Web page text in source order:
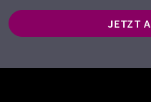
JETZT